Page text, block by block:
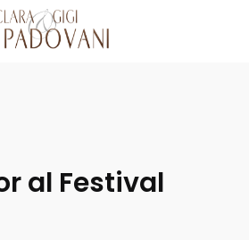
al Festival